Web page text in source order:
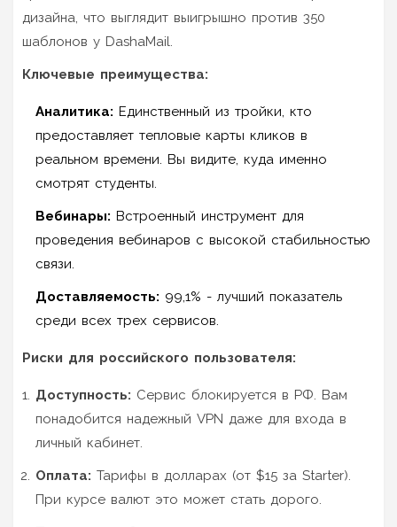
дизайна, что выглядит выигрышно против 350
шаблонов у DashaMail.
Ключевые преимущества:
Аналитика: Единственный из тройки, кто
предоставляет тепловые карты кликов в
реальном времени. Вы видите, куда именно
смотрят студенты.
Вебинары: Встроенный инструмент для
проведения вебинаров с высокой стабильностью
связи.
Доставляемость: 99,1% - лучший показатель
среди всех трех сервисов.
Риски для российского пользователя:
Доступность: Сервис блокируется в РФ. Вам
понадобится надежный VPN даже для входа в
личный кабинет.
Оплата: Тарифы в долларах (от $15 за Starter).
При курсе валют это может стать дорого.